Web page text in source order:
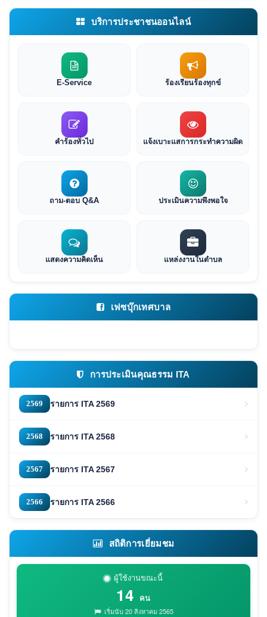
บริการประชาชนออนไลน์
E-Service ร้องเรียนร้องทุกข์
คำร้องทั่วไป แจ้งเบาะแสการกระทำความผิด
ถาม-ตอบ Q&A ประเมินความพึงพอใจ
แสดงความคิดเห็น แหล่งงานในตำบล
เฟซบุ๊กเทศบาล
การประเมินคุณธรรม ITA
2569 รายการ ITA 2569
2568 รายการ ITA 2568
2567 รายการ ITA 2567
2566 รายการ ITA 2566
สถิติการเยี่ยมชม
ผู้ใช้งานขณะนี้
14 คน
เริ่มนับ 20 สิงหาคม 2565